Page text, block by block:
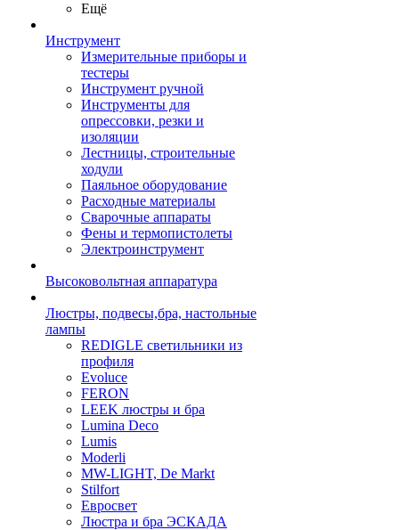
Ещё
Инструмент
Измерительные приборы и
тестеры
Инструмент ручной
Инструменты для
опрессовки, резки и
изоляции
Лестницы, строительные
ходули
Паяльное оборудование
Расходные материалы
Сварочные аппараты
Фены и термопистолеты
Электроинструмент
Высоковольтная аппаратура
Люстры, подвесы,бра, настольные
лампы
REDIGLE светильники из
профиля
Evoluce
FERON
LEEK люстры и бра
Lumina Deco
Lumis
Moderli
MW-LIGHT, De Markt
Stilfort
Евросвет
Люстра и бра ЭСКАДА